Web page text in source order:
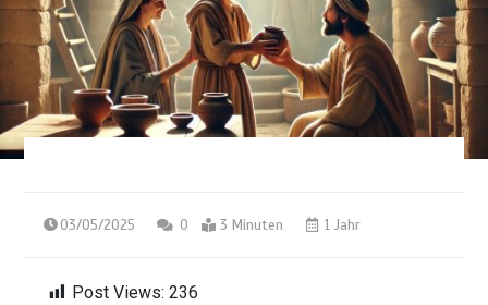
03/05/2025 0 3 Minuten 1 Jahr
Post Views: 236